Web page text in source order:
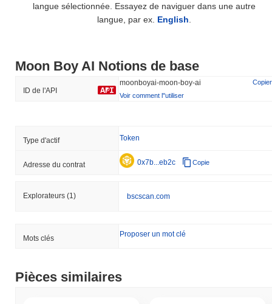
langue sélectionnée. Essayez de naviguer dans une autre
langue, par ex. English
Moon Boy AI Notions de base
ID de l'API
moonboyai-moon-boy-ai
Copier
Voir comment l''utiliser
Type d'actif Token
Adresse du contrat 0x7b...eb2c Copie
Explorateurs (1) bscscan.com
Mots clés Proposer un mot clé
Pièces similaires